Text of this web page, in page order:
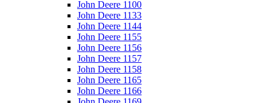
John Deere 1100
John Deere 1133
John Deere 1144
John Deere 1155
John Deere 1156
John Deere 1157
John Deere 1158
John Deere 1165
John Deere 1166